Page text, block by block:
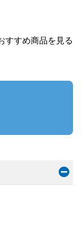
すすめ商品を見る